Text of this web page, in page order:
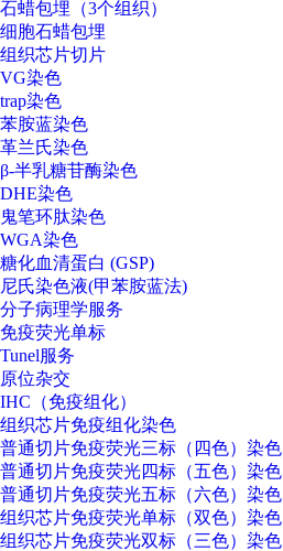
石蜡包埋（3个组织）
细胞石蜡包埋
组织芯片切片
VG染色
trap染色
苯胺蓝染色
革兰氏染色
β-半乳糖苷酶染色
DHE染色
鬼笔环肽染色
WGA染色
糖化血清蛋白 (GSP)
尼氏染色液(甲苯胺蓝法)
分子病理学服务
免疫荧光单标
Tunel服务
原位杂交
IHC（免疫组化）
组织芯片免疫组化染色
普通切片免疫荧光三标（四色）染色
普通切片免疫荧光四标（五色）染色
普通切片免疫荧光五标（六色）染色
组织芯片免疫荧光单标（双色）染色
组织芯片免疫荧光双标（三色）染色